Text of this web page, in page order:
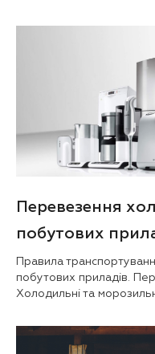
Перевезення
побутових
Правила
побутових приладів.
Холодильні та